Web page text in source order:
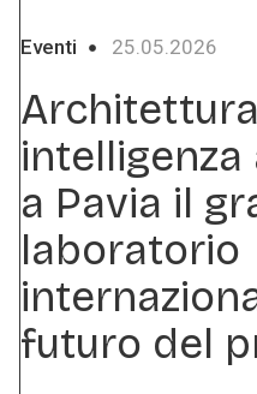
Eventi 25.05.2026
a Pavia il
laboratorio
futuro del